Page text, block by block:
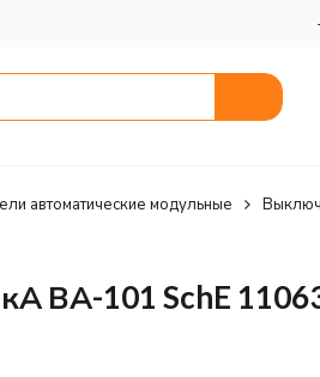
автоматические модульные
ВА-101 SchE